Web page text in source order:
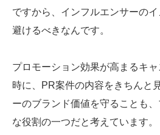
ですから、インフルエンサーの
避けるべきなんです。
プロモーション効果が高まるキ
時に、PR案件の内容をきちんと
ーのブランド価値を守ることも
な役割の一つだと考えています。